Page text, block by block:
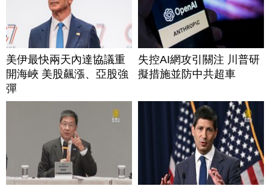
美伊最快兩天內達協議重
開海峽 美股飆漲、亞股強
彈
失控AI網攻引關注 川普研
擬措施並防中共超車